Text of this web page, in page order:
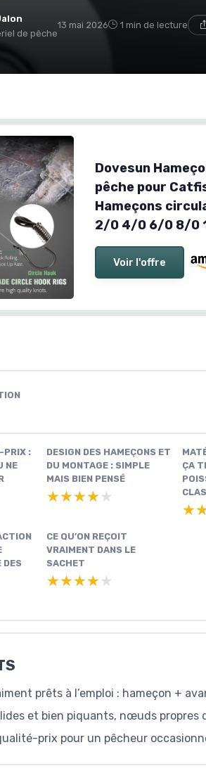
de pêche
13 mai 2026 1 min de lecture
Dovesun
pêche pour
Hameçons
2/0 4/0 6/0 8/0
Voir l'offre
PRIX :
NE
DESIGN DES HAMEÇONS ET
DU MONTAGE : SIMPLE
MAIS BIEN PENSÉ
★★★★★
★★★★★
ÇA
DES
CE QU’ON REÇOIT
VRAIMENT DANS LE
SACHET
★★★★★
★★★★★
prêts à l’emploi : hameçon +
et bien piquants, nœuds propres
prix pour un pêcheur